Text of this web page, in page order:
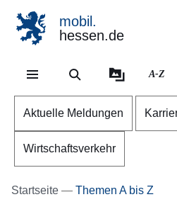
mobil.
hessen.de
A-Z
Aktuelle Meldungen
Wirtschaftsverkehr
Startseite Themen A bis Z